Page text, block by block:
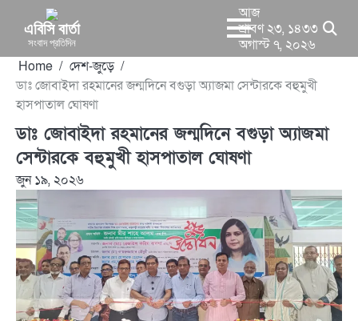
content
এবিসি বার্তা
সংবাদ প্রতিদিন
আজ
শ্রাবণ ২৩, ১৪৩৩
অগাস্ট ৭, ২০২৬
Home
দেশ-জুড়ে
ডাঃ জোবাইদা রহমানের জন্মদিনে বগুড়া অ্যাজমা সেন্টারকে বহুমুখী
হাসপাতাল ঘোষণা
ডাঃ জোবাইদা রহমানের জন্মদিনে বগুড়া অ্যাজমা
সেন্টারকে বহুমুখী হাসপাতাল ঘোষণা
জুন ১৯, ২০২৬